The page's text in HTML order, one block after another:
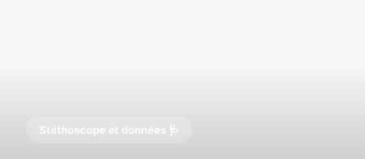
Stéthoscope et données 🩺